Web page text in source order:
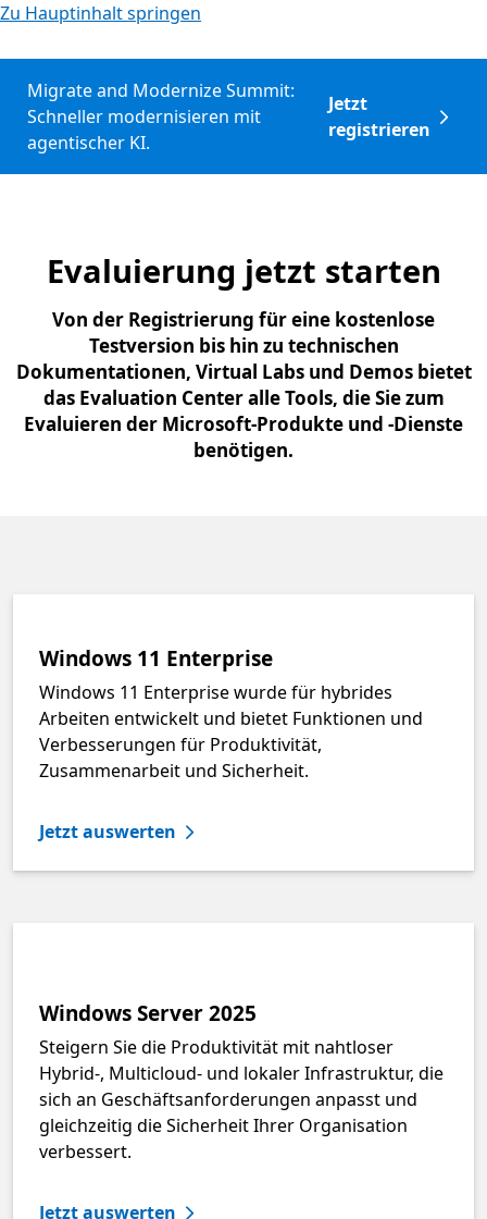
Zu Hauptinhalt springen
Migrate and Modernize Summit:
Schneller modernisieren mit
agentischer KI.
Jetzt
registrieren
Evaluierung jetzt starten
Von der Registrierung für eine kostenlose
Testversion bis hin zu technischen
Dokumentationen, Virtual Labs und Demos bietet
das Evaluation Center alle Tools, die Sie zum
Evaluieren der Microsoft-Produkte und -Dienste
benötigen.
Windows 11 Enterprise
Windows 11 Enterprise wurde für hybrides
Arbeiten entwickelt und bietet Funktionen und
Verbesserungen für Produktivität,
Zusammenarbeit und Sicherheit.
Jetzt auswerten
Windows Server 2025
Steigern Sie die Produktivität mit nahtloser
Hybrid-, Multicloud- und lokaler Infrastruktur, die
sich an Geschäftsanforderungen anpasst und
gleichzeitig die Sicherheit Ihrer Organisation
verbessert.
Jetzt auswerten